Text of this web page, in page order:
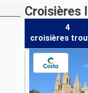
Croisières
4
croisières